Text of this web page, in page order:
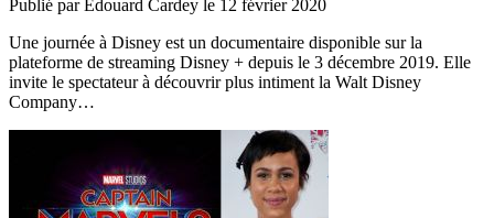
Publié parEdouard Cardey le 12 février 2020
Une journée à Disney est un documentaire disponible sur la
plateforme de streaming Disney + depuis le 3 décembre 2019. Elle
invite le spectateur à découvrir plus intiment la Walt Disney
Company…